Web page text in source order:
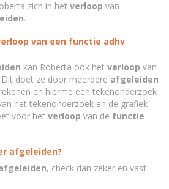
zich in het verloop van
.
van een functie adhv
kan Roberta ook het verloop van
Dit doet ze door meerdere afgeleiden
en hierme een tekenonderzoek
het tekenonderzoek en de grafiek
voor het verloop van de functie
afgeleiden?
, check dan zeker en vast